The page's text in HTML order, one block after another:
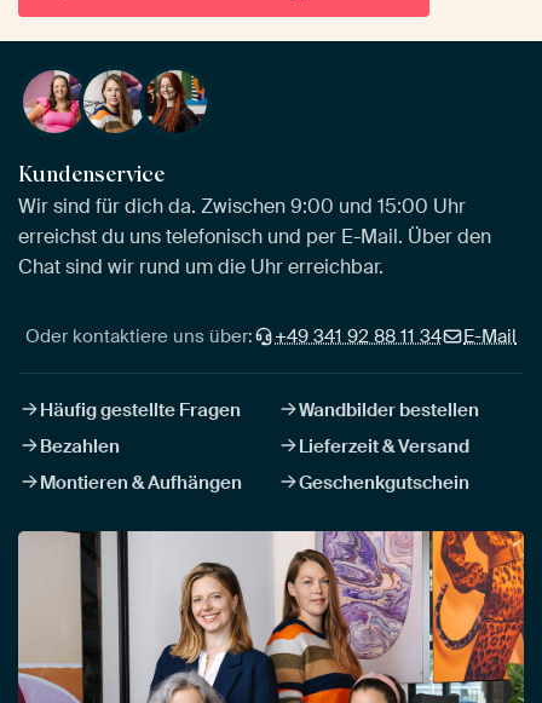
Kundenservice
Wir sind für dich da. Zwischen 9:00 und 15:00 Uhr
erreichst du uns telefonisch und per E-Mail. Über den
Chat sind wir rund um die Uhr erreichbar.
Oder kontaktiere uns über: +49 341 92 88 11 34 E-Mail
Häufig gestellte Fragen
Wandbilder bestellen
Bezahlen
Lieferzeit & Versand
Montieren & Aufhängen
Geschenkgutschein